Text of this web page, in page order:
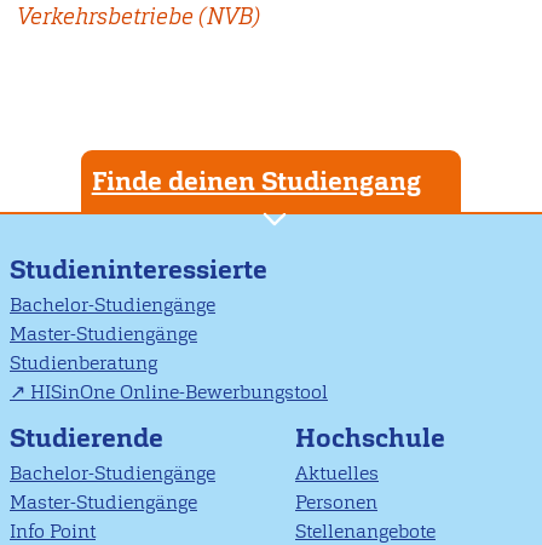
Verkehrsbetriebe (NVB)
Finde deinen Studiengang
Studieninteressierte
Bachelor-Studiengänge
Master-Studiengänge
Studienberatung
HISinOne Online-Bewerbungstool
Studierende
Bachelor-Studiengänge
Master-Studiengänge
Info Point
Hochschule
Aktuelles
Personen
Stellenangebote